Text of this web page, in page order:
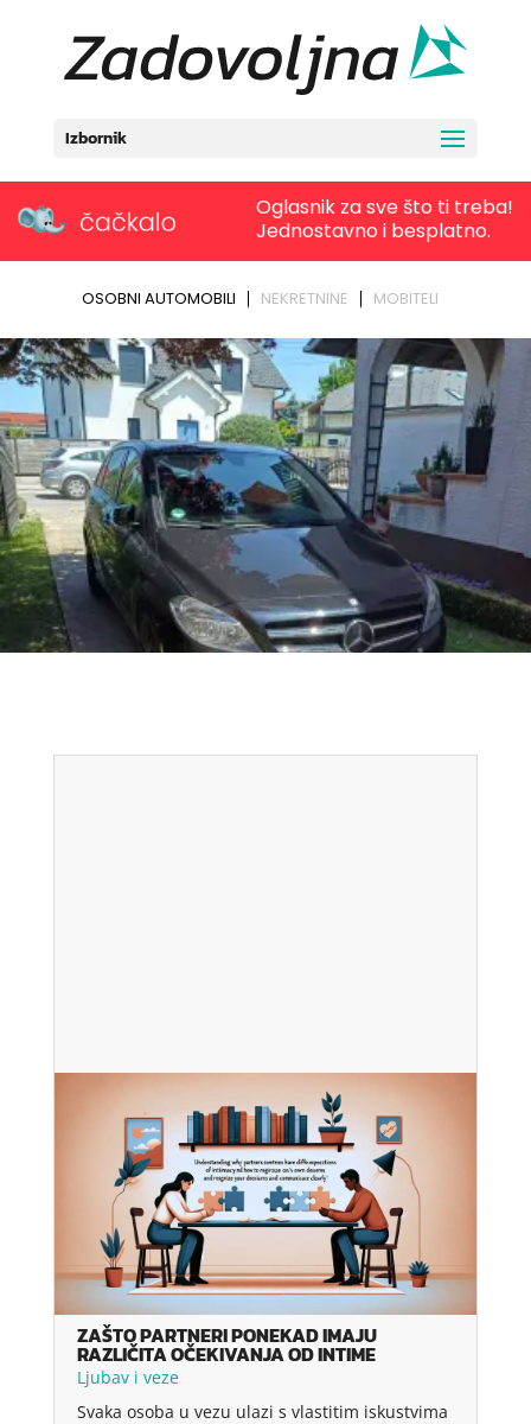
Izbornik
ZAŠTO PARTNERI PONEKAD IMAJU
RAZLIČITA OČEKIVANJA OD INTIME
Ljubav i veze
Svaka osoba u vezu ulazi s vlastitim iskustvima